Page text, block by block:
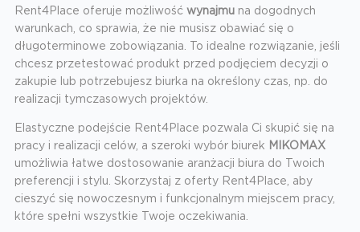
Rent4Place oferuje możliwość wynajmuna dogodnych
warunkach, co sprawia, że nie musisz obawiać się o
długoterminowe zobowiązania. To idealne rozwiązanie, jeśli
chcesz przetestować produkt przed podjęciem decyzji o
zakupie lub potrzebujesz biurka na określony czas, np. do
realizacji tymczasowych projektów.
Elastyczne podejście Rent4Place pozwala Ci skupić się na
pracy i realizacji celów, a szeroki wybór biurek MIKOMAX
umożliwia łatwe dostosowanie aranżacji biura do Twoich
preferencji i stylu. Skorzystaj z oferty Rent4Place, aby
cieszyć się nowoczesnym i funkcjonalnym miejscem pracy,
które spełni wszystkie Twoje oczekiwania.